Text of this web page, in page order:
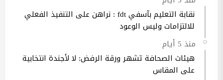
نقابة التعليم بآسفي fdt : نراهن على التنفيذ الفعلي
للالتزامات وليس الوعود
منذ 5 أيام
هيئات الصحافة تشهر ورقة الرفض: لا لأجندة انتخابية
على المقاس